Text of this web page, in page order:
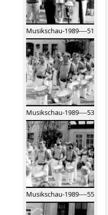
Musikschau-1989----51
Musikschau-1989----53
Musikschau-1989----55